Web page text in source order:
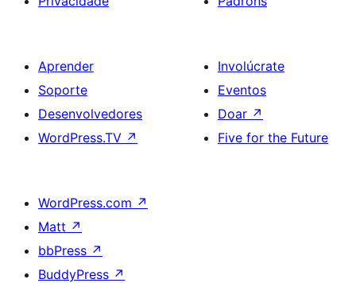
Aprender
Soporte
Desenvolvedores
WordPress.TV ↗
Involúcrate
Eventos
Doar ↗
Five for the Future
WordPress.com ↗
Matt ↗
bbPress ↗
BuddyPress ↗